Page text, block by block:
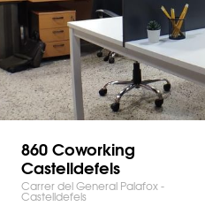
860 Coworking
Castelldefels
Carrer del General Palafox -
Castelldefels